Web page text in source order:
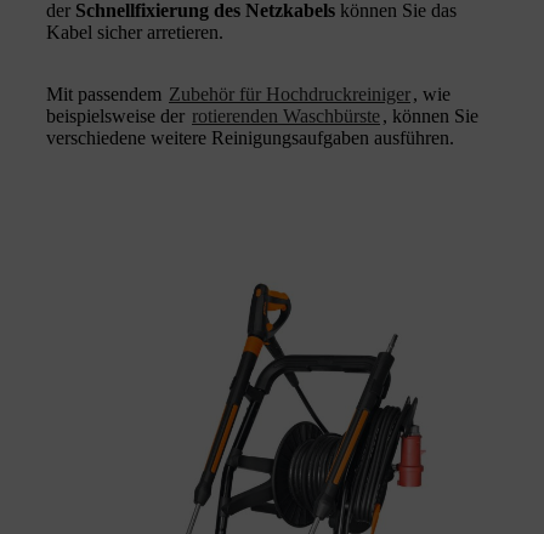
der Schnellfixierung des Netzkabels können Sie das
Kabel sicher arretieren.
Mit passendem Zubehör für Hochdruckreiniger, wie
beispielsweise der rotierenden Waschbürste, können Sie
verschiedene weitere Reinigungsaufgaben ausführen.